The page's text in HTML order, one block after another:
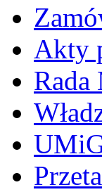
Akty
Rada